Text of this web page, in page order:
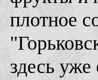
плотное
здесь